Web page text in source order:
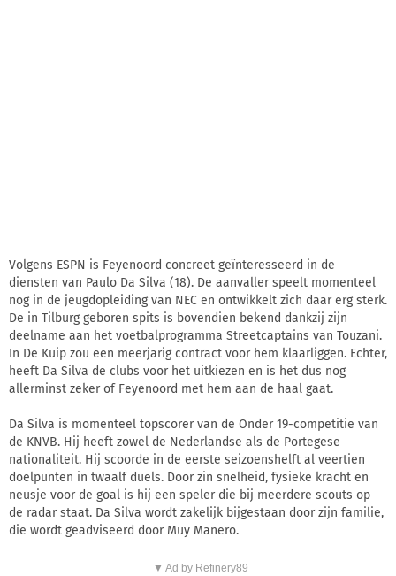
Volgens ESPN is Feyenoord concreet geïnteresseerd in de
diensten van Paulo Da Silva (18). De aanvaller speelt momenteel
nog in de jeugdopleiding van NEC en ontwikkelt zich daar erg sterk.
De in Tilburg geboren spits is bovendien bekend dankzij zijn
deelname aan het voetbalprogramma Streetcaptains van Touzani.
In De Kuip zou een meerjarig contract voor hem klaarliggen. Echter,
heeft Da Silva de clubs voor het uitkiezen en is het dus nog
allerminst zeker of Feyenoord met hem aan de haal gaat.
Da Silva is momenteel topscorer van de Onder 19-competitie van
de KNVB. Hij heeft zowel de Nederlandse als de Portegese
nationaliteit. Hij scoorde in de eerste seizoenshelft al veertien
doelpunten in twaalf duels. Door zin snelheid, fysieke kracht en
neusje voor de goal is hij een speler die bij meerdere scouts op
de radar staat. Da Silva wordt zakelijk bijgestaan door zijn familie,
die wordt geadviseerd door Muy Manero.
▼ Ad by Refinery89